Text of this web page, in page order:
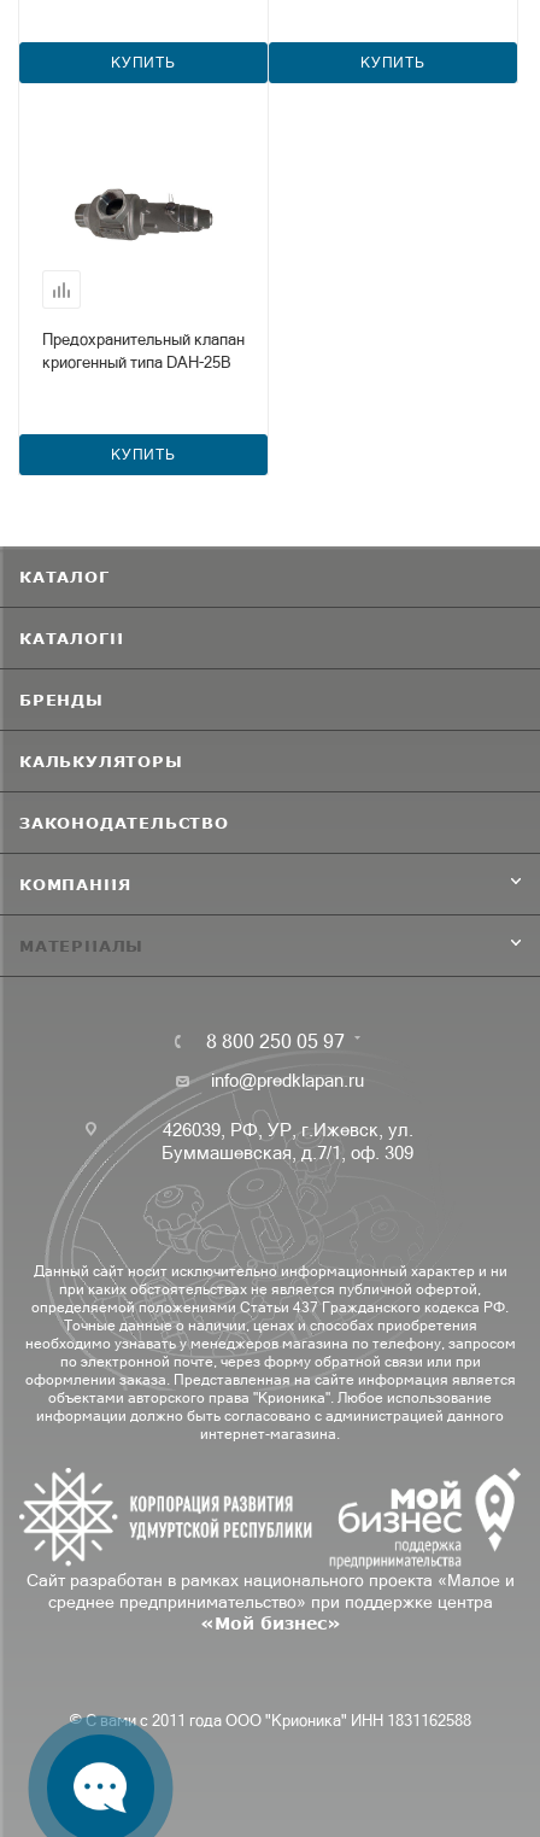
КУПИТЬ КУПИТЬ
Предохранительный клапан
криогенный типа DAH-25B
КУПИТЬ
КАТАЛОГ
КАТАЛОГИ
БРЕНДЫ
КАЛЬКУЛЯТОРЫ
ЗАКОНОДАТЕЛЬСТВО
КОМПАНИЯ
МАТЕРИАЛЫ
8 800 250 05 97
info@predklapan.ru
426039, РФ, УР, г.Ижевск, ул.
Буммашевская, д.7/1, оф. 309
Данный сайт носит исключительно информационный характер и ни
при каких обстоятельствах не является публичной офертой,
определяемой положениями Статьи 437 Гражданского кодекса РФ.
Точные данные о наличии, ценах и способах приобретения
необходимо узнавать у менеджеров магазина по телефону, запросом
по электронной почте, через форму обратной связи или при
оформлении заказа. Представленная на сайте информация является
объектами авторского права "Крионика". Любое использование
информации должно быть согласовано с администрацией данного
интернет-магазина.
Сайт разработан в рамках национального проекта «Малое и
среднее предпринимательство» при поддержке центра
«Мой бизнес»
© С вами с 2011 года ООО "Крионика" ИНН 1831162588